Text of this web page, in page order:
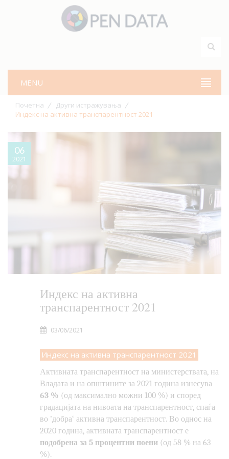
MENU
Почетна
Други истражувања
Индекс на активна транспарентност 2021
06
2021
Индекс на активна
транспарентност 2021
03/06/2021
Индекс на активна транспарентност 2021
Активната транспарентност на министерствата, на
Владата и на општините за 2021 година изнесува
63 % (од максимално можни 100 %) и според
градацијата на нивоата на транспарентност, спаѓа
во ’добра‘ активна транспарентност. Во однос на
2020 година, активната транспарентност е
подобрена за 5 процентни поени(од 58 % на 63
%).